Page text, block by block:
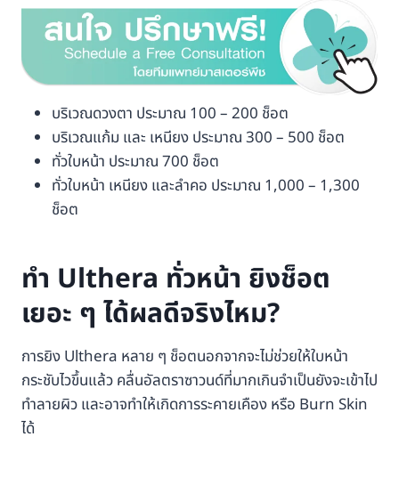
บริเวณดวงตา ประมาณ 100 – 200 ช็อต
บริเวณแก้ม และ เหนียง ประมาณ 300 – 500 ช็อต
ทั่วใบหน้า ประมาณ 700 ช็อต
ทั่วใบหน้า เหนียง และลำคอ ประมาณ 1,000 – 1,300
ช็อต
ทำ Ulthera ทั่วหน้า ยิงช็อต
เยอะ ๆ ได้ผลดีจริงไหม?
การยิง Ulthera หลาย ๆ ช็อตนอกจากจะไม่ช่วยให้ใบหน้า
กระชับไวขึ้นแล้ว คลื่นอัลตราซาวนด์ที่มากเกินจำเป็นยังจะเข้าไป
ทำลายผิว และอาจทำให้เกิดการระคายเคือง หรือ Burn Skin
ได้